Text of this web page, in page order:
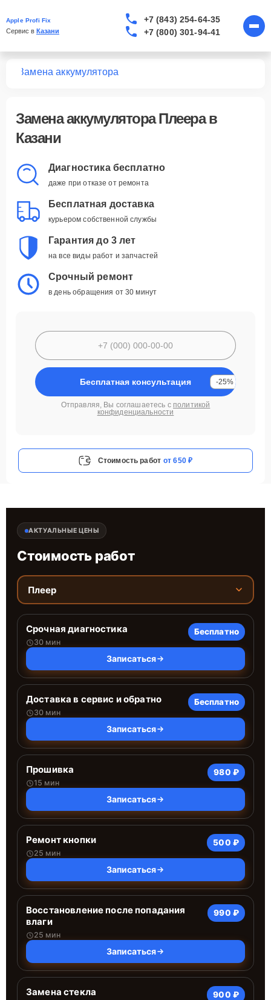
Apple Profi Fix
Сервис в Казани
+7 (843) 254-64-35
+7 (800) 301-94-41
Замена аккумулятора
Замена аккумулятора Плеера в
Казани
Диагностика бесплатно
даже при отказе от ремонта
Бесплатная доставка
курьером собственной службы
Гарантия до 3 лет
на все виды работ и запчастей
Срочный ремонт
в день обращения от 30 минут
Бесплатная консультация -25%
Отправляя, Вы соглашаетесь с политикой
конфиденциальности
Стоимость работ от 650 ₽
АКТУАЛЬНЫЕ ЦЕНЫ
Стоимость работ
Плеер
Срочная диагностика
30 мин
Бесплатно
Записаться
Доставка в сервис и обратно
30 мин
Бесплатно
Записаться
Прошивка
15 мин
980 ₽
Записаться
Ремонт кнопки
25 мин
500 ₽
Записаться
Восстановление после попадания
влаги
25 мин
990 ₽
Записаться
Замена стекла 900 ₽